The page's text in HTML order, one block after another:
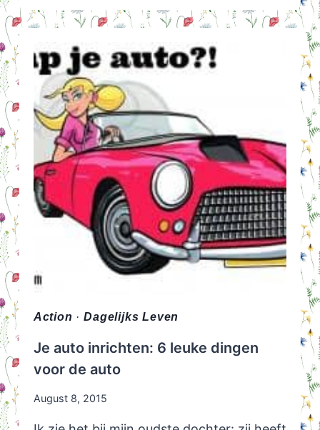
MOET
OP
LETTEN?
Action ·Dagelijks Leven
Je auto inrichten: 6 leuke dingen
voor de auto
August 8, 2015